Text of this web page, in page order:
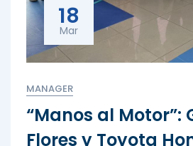
18
Mar
MANAGER
“Manos al Motor”:
Flores y Toyota